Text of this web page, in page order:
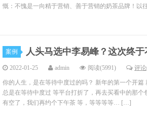
慨：不愧是一向精于营销、善于营销的奶茶品牌！以
案例 人头马选中李易峰？这次终于
2022-01-25 admin 阅读(5991) 评
你的人生，是在等待中度过的吗？ 新年的第一个开篇
总是在等待中度过 等平台打折了，再去买看中的那
有空了，我们再约个下午茶 等，等等等等… […]